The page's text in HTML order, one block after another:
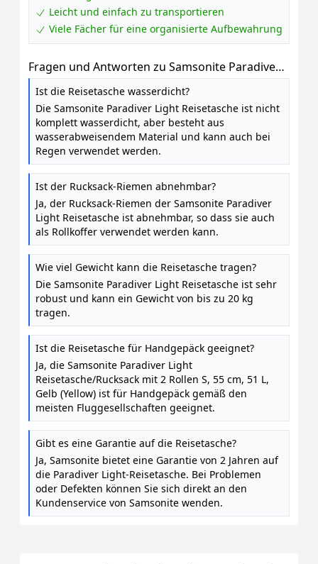
Leicht und einfach zu transportieren
Viele Fächer für eine organisierte Aufbewahrung
Fragen und Antworten zu Samsonite Paradiver
Light - Reisetasche / Rucksack mit 2 Rollen S, 55
cm, 51 L, Gelb
Ist die Reisetasche wasserdicht?
Die Samsonite Paradiver Light Reisetasche ist nicht
komplett wasserdicht, aber besteht aus
wasserabweisendem Material und kann auch bei
Regen verwendet werden.
Ist der Rucksack-Riemen abnehmbar?
Ja, der Rucksack-Riemen der Samsonite Paradiver
Light Reisetasche ist abnehmbar, so dass sie auch
als Rollkoffer verwendet werden kann.
Wie viel Gewicht kann die Reisetasche tragen?
Die Samsonite Paradiver Light Reisetasche ist sehr
robust und kann ein Gewicht von bis zu 20 kg
tragen.
Ist die Reisetasche für Handgepäck geeignet?
Ja, die Samsonite Paradiver Light
Reisetasche/Rucksack mit 2 Rollen S, 55 cm, 51 L,
Gelb (Yellow) ist für Handgepäck gemäß den
meisten Fluggesellschaften geeignet.
Gibt es eine Garantie auf die Reisetasche?
Ja, Samsonite bietet eine Garantie von 2 Jahren auf
die Paradiver Light-Reisetasche. Bei Problemen
oder Defekten können Sie sich direkt an den
Kundenservice von Samsonite wenden.